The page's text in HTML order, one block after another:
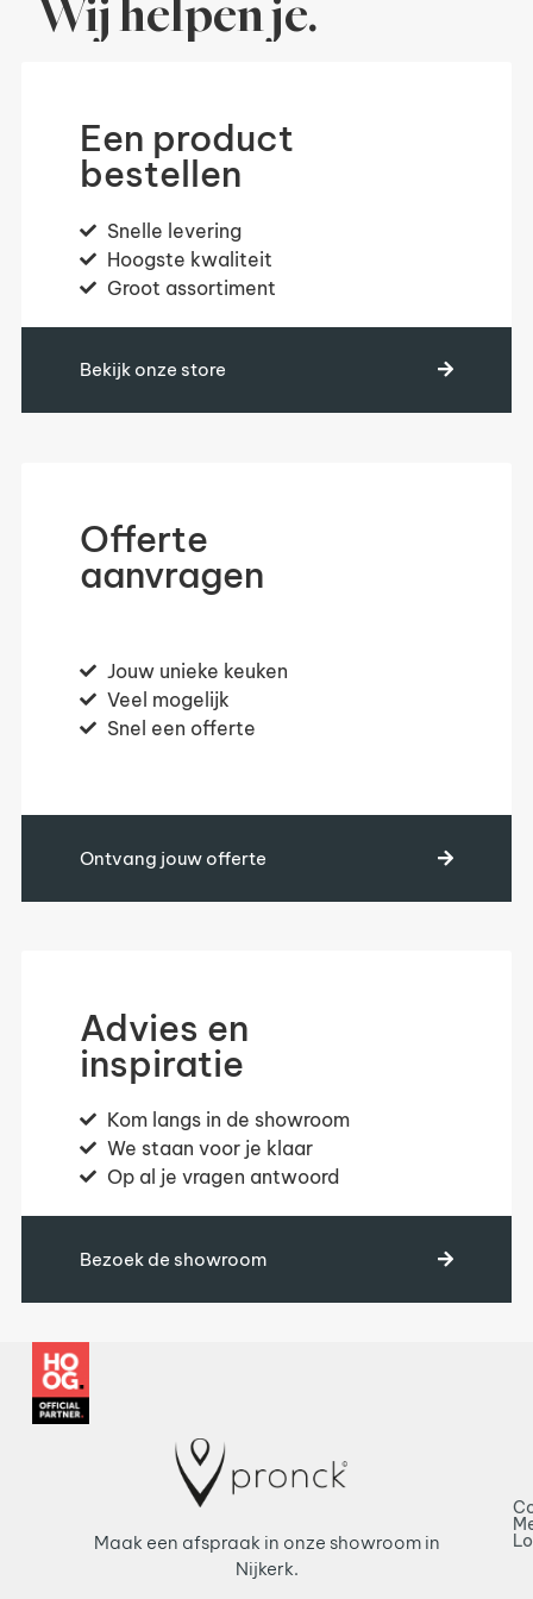
Wij helpen je.
Een product
bestellen
Snelle levering
Hoogste kwaliteit
Groot assortiment
Bekijk onze store
Offerte
aanvragen
Jouw unieke keuken
Veel mogelijk
Snel een offerte
Ontvang jouw offerte
Advies en
inspiratie
Kom langs in de showroom
We staan voor je klaar
Op al je vragen antwoord
Bezoek de showroom
Maak een afspraak in onze showroom in
Nijkerk.